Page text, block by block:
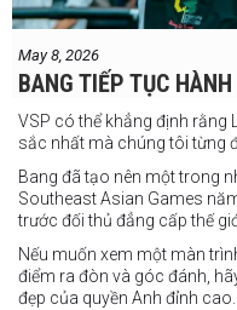
May 8, 2026
BANG TIẾP TỤC
VSP có thể khẳng định rằng
sắc nhất mà chúng tôi từng
Bang đã tạo nên một trong
Southeast Asian Games
trước đối thủ đẳng cấp thế
Nếu muốn xem một màn
điểm ra đòn và góc đánh,
đẹp của quyền Anh đỉnh cao.